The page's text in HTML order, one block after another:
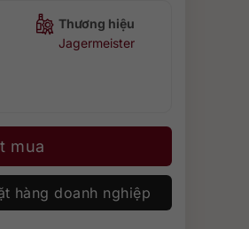
Thương hiệu
Jagermeister
mua
hàng doanh nghiệp